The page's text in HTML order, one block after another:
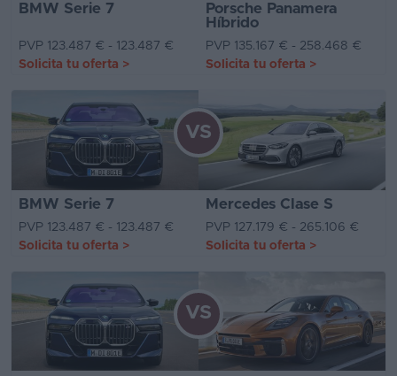
BMW Serie 7
Porsche Panamera
Híbrido
PVP 123.487 € - 123.487 €
PVP 135.167 € - 258.468 €
Solicita tu oferta > Solicita tu oferta >
BMW Serie 7 Mercedes Clase S
VS
PVP 123.487 € - 123.487 €
PVP 127.179 € - 265.106 €
Solicita tu oferta > Solicita tu oferta >
VS